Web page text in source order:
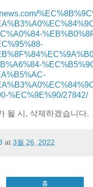
%EC%9E%90/27842/
될 시, 삭제하겠습니다.
at 3월 26, 2022
홈